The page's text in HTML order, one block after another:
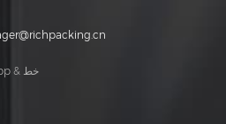
Wechat & Whatsapp & خط